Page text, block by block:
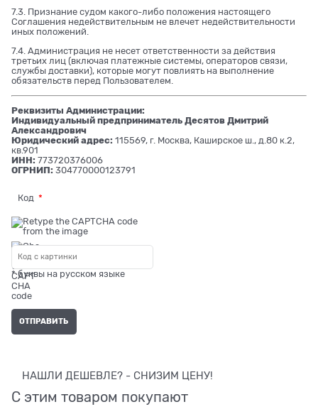
7.3. Признание судом какого-либо положения настоящего
Соглашения недействительным не влечет недействительности
иных положений.
7.4. Администрация не несет ответственности за действия
третьих лиц (включая платежные системы, операторов связи,
службы доставки), которые могут повлиять на выполнение
обязательств перед Пользователем.
Реквизиты Администрации:
Индивидуальный предприниматель Десятов Дмитрий
Александрович
Юридический адрес: 115569, г. Москва, Каширское ш., д.80 к.2,
кв.901
ИНН: 773720376006
ОГРНИП: 304770000123791
Код
* буквы на русском языке
НАШЛИ ДЕШЕВЛЕ? - СНИЗИМ ЦЕНУ!
С этим товаром покупают